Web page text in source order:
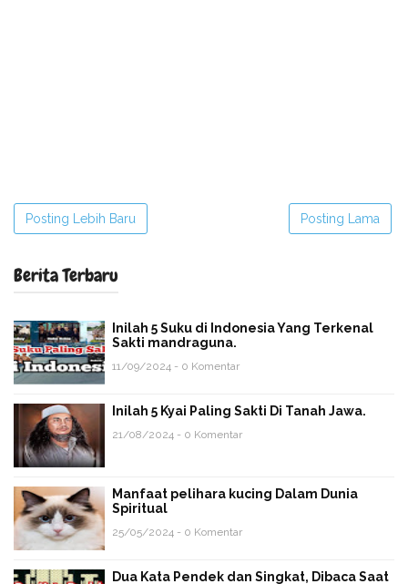
Posting Lebih Baru Posting Lama
Berita Terbaru
Inilah 5 Suku di Indonesia Yang Terkenal
Sakti mandraguna.
11/09/2024 - 0 Komentar
Inilah 5 Kyai Paling Sakti Di Tanah Jawa.
21/08/2024 - 0 Komentar
Manfaat pelihara kucing Dalam Dunia
Spiritual
25/05/2024 - 0 Komentar
Dua Kata Pendek dan Singkat, Dibaca Saat